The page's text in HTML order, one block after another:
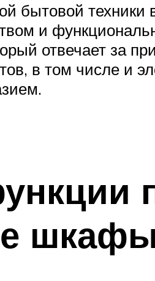
бытовой
и
отвечает за
в том числе и